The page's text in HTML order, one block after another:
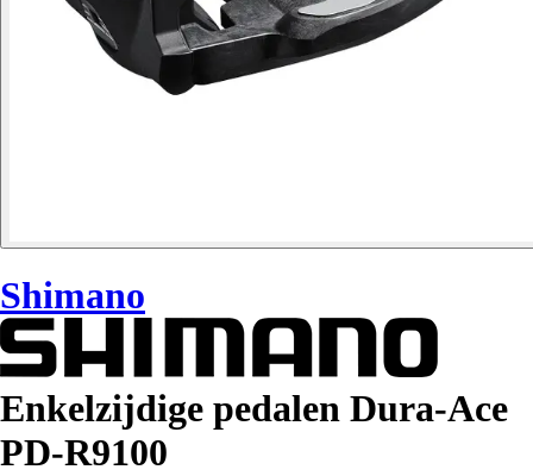
Shimano
Enkelzijdige pedalen Dura-Ace
PD-R9100